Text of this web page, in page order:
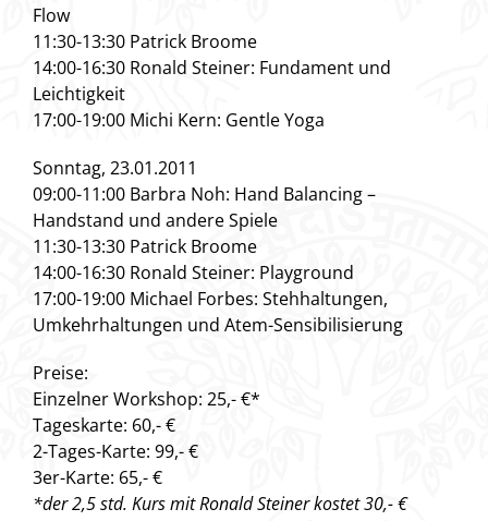
Flow
11:30-13:30 Patrick Broome
14:00-16:30 Ronald Steiner: Fundament und
Leichtigkeit
17:00-19:00 Michi Kern: Gentle Yoga
Sonntag, 23.01.2011
09:00-11:00 Barbra Noh: Hand Balancing –
Handstand und andere Spiele
11:30-13:30 Patrick Broome
14:00-16:30 Ronald Steiner: Playground
17:00-19:00 Michael Forbes: Stehhaltungen,
Umkehrhaltungen und Atem-Sensibilisierung
Preise:
Einzelner Workshop: 25,- €*
Tageskarte: 60,- €
2-Tages-Karte: 99,- €
3er-Karte: 65,- €
*der 2,5 std. Kurs mit Ronald Steiner kostet 30,- €